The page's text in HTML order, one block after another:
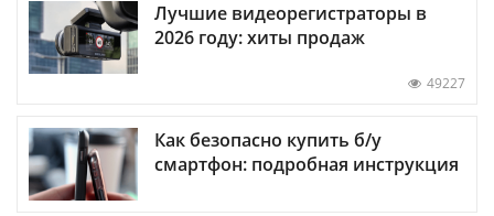
Лучшие видеорегистраторы в
2026 году: хиты продаж
49227
Как безопасно купить б/у
смартфон: подробная инструкция